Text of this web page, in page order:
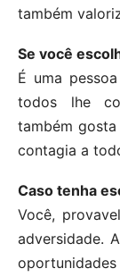
também
Se você
É uma
todos lhe
também
contagia a
Caso tenha
Você,
adversidade.
oportunidades